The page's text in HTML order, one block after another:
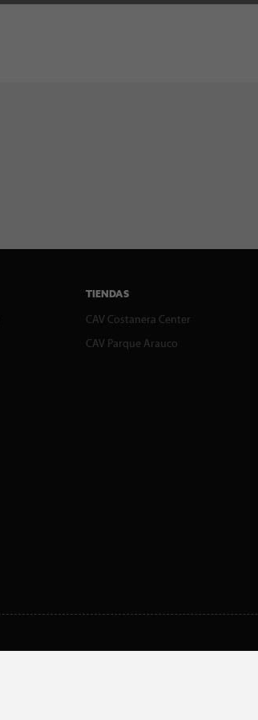
TIENDAS
CAV Costanera Center
CAV Parque Arauco